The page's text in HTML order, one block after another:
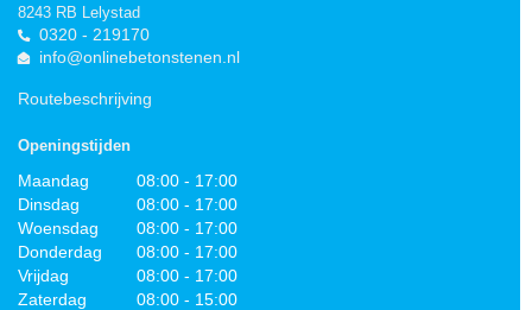
8243 RB Lelystad
0320 - 219170
info@onlinebetonstenen.nl
Routebeschrijving
Openingstijden
Maandag
08:00 - 17:00
Dinsdag
08:00 - 17:00
Woensdag
08:00 - 17:00
Donderdag
08:00 - 17:00
Vrijdag
08:00 - 17:00
Zaterdag
08:00 - 15:00